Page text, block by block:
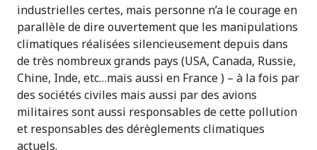
industrielles certes, mais personne n’a le courage en
parallèle de dire ouvertement que les manipulations
climatiques réalisées silencieusement depuis dans
de très nombreux grands pays (USA, Canada, Russie,
Chine, Inde, etc…mais aussi en France ) – à la fois par
des sociétés civiles mais aussi par des avions
militaires sont aussi responsables de cette pollution
et responsables des dérèglements climatiques
actuels.